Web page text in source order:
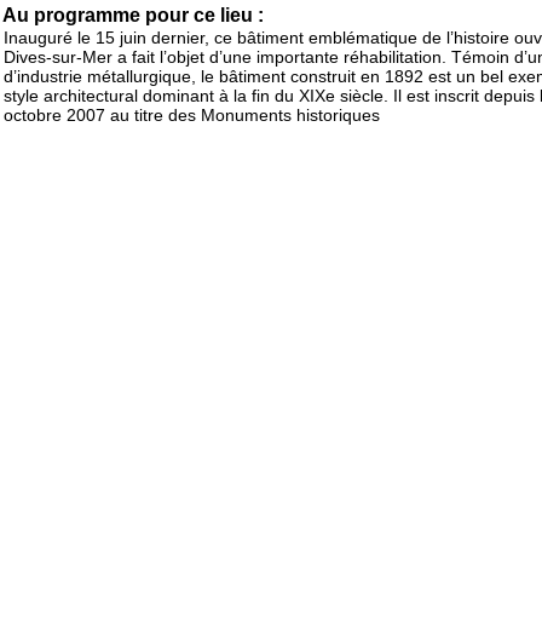
Au programme pour ce lieu :
Inauguré le 15 juin dernier, ce bâtiment emblématique de l’histoire
Dives-sur-Mer a fait l’objet d’une importante réhabilitation. Témoin
d’industrie métallurgique, le bâtiment construit en 1892 est un bel
style architectural dominant à la fin du XIXe siècle. Il est inscrit depuis
octobre 2007 au titre des Monuments historiques